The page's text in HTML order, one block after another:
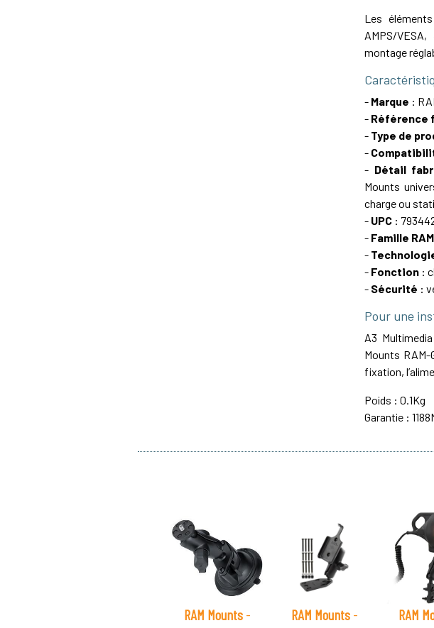
Les
AMPS/
montage
- Marque :
- Référence
- Type de
-
- Détail
Mounts
charge ou
- UPC :
- Famille RAM
-
- Fonction :
- Sécurité :
Pour une
A3
Mounts RAM-
fixation,
Poids : 0.1Kg
Garantie :
RAM Mounts-
RAM Mounts-
RAM